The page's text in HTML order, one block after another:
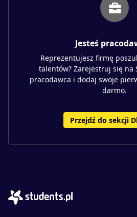
Jesteś
Reprezentujesz firmę
talentów? Zarejestruj się na
pracodawca i dodaj swoje
darmo.
Przejdź do sekcji